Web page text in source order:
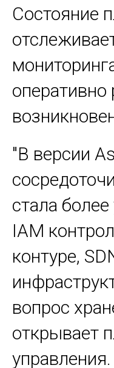
Состояние
оперативно
"В версии
стала
IAM
контуре,
вопрос
открывает